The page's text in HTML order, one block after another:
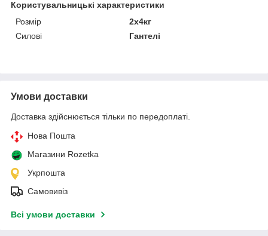
Користувальницькі характеристики
Розмір
2х4кг
Силові
Гантелі
Умови доставки
Доставка здійснюється тільки по передоплаті.
Нова Пошта
Магазини Rozetka
Укрпошта
Самовивіз
Всі умови доставки